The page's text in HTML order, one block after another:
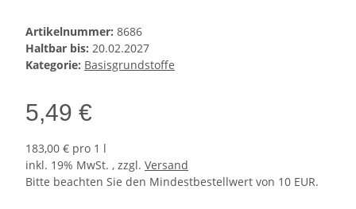
Artikelnummer: 8686
Haltbar bis: 20.02.2027
Kategorie: Basisgrundstoffe
5,49 €
183,00 € pro 1 l
inkl. 19% MwSt. , zzgl. Versand
Bitte beachten Sie den Mindestbestellwert von 10 EUR.